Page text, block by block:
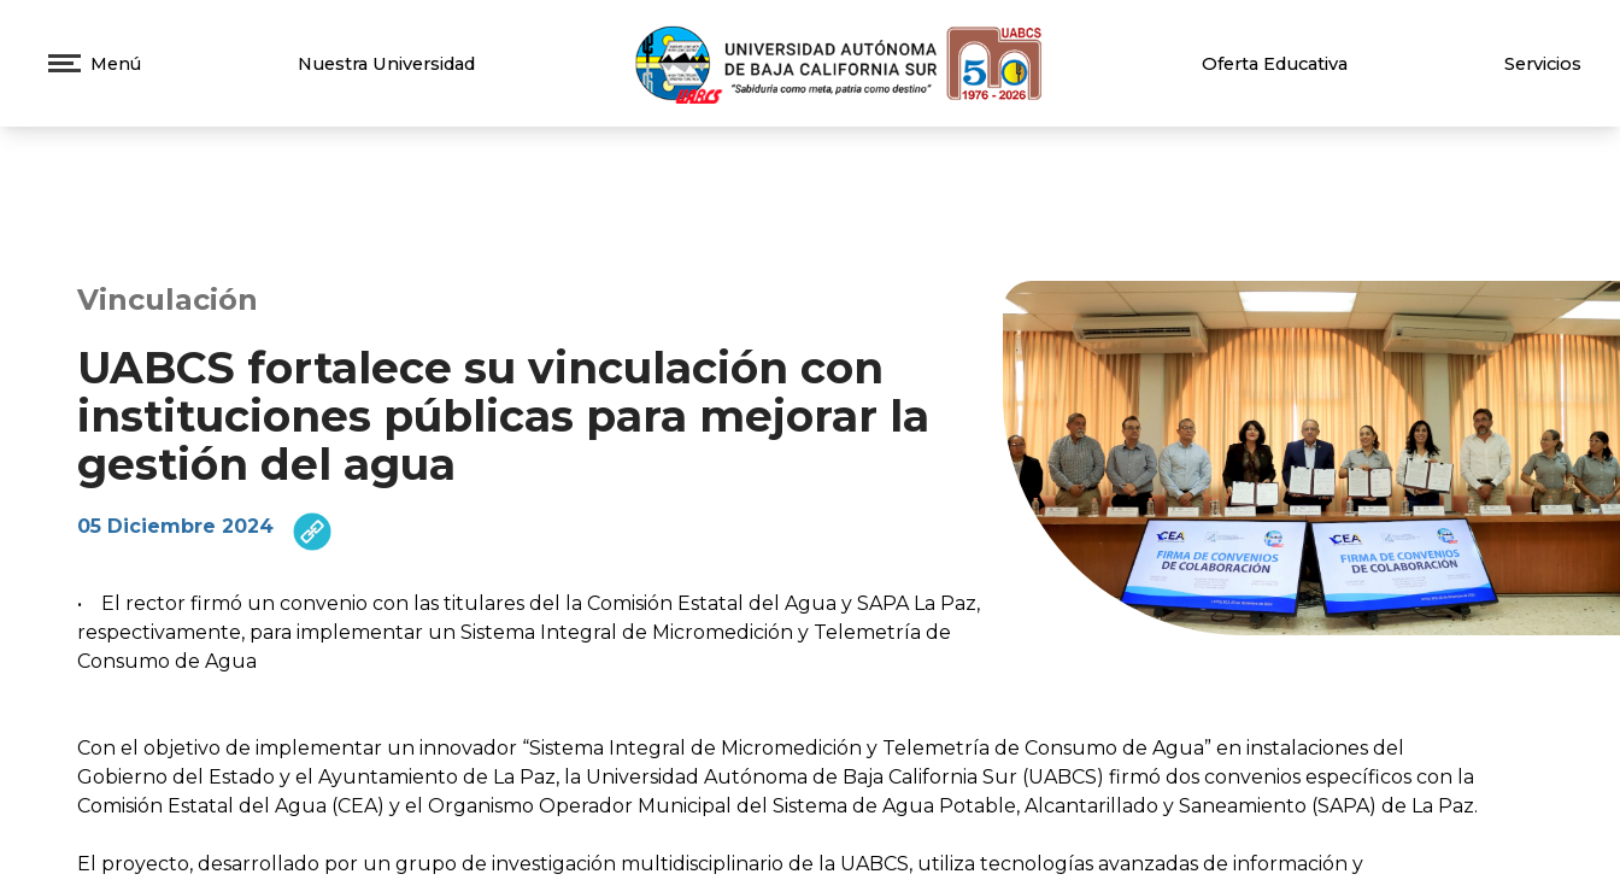
Menú Nuestra Universidad Oferta Educativa Servicios
Vinculación
UABCS fortalece su vinculación con
instituciones públicas para mejorar la
gestión del agua
05 Diciembre 2024
• El rector firmó un convenio con las titulares del la Comisión Estatal del Agua y SAPA La Paz,
respectivamente, para implementar un Sistema Integral de Micromedición y Telemetría de
Consumo de Agua
Con el objetivo de implementar un innovador “Sistema Integral de Micromedición y Telemetría de Consumo de Agua” en instalaciones del
Gobierno del Estado y el Ayuntamiento de La Paz, la Universidad Autónoma de Baja California Sur (UABCS) firmó dos convenios específicos con la
Comisión Estatal del Agua (CEA) y el Organismo Operador Municipal del Sistema de Agua Potable, Alcantarillado y Saneamiento (SAPA) de La Paz.
El proyecto, desarrollado por un grupo de investigación multidisciplinario de la UABCS, utiliza tecnologías avanzadas de información y